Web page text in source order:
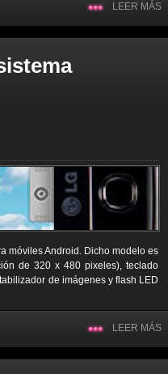
LEER MÁS
móviles Android. Dicho modelo es
de 320 x 480 pixeles), teclado
de imágenes y flash LED
LEER MÁS